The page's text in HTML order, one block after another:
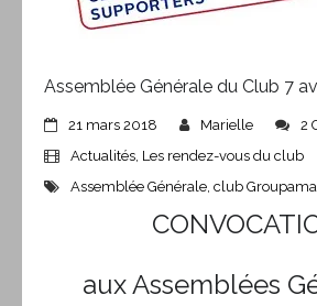
Assemblée Générale du Club 7
21 mars 2018 Marielle
2
Actualités Les rendez-vous du club
Assemblée Générale club
aux Assemblées